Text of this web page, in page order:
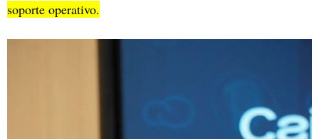
soporte operativo.